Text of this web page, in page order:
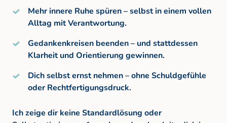
Mehr innere Ruhe spüren – selbst in einem vollen
Alltag mit Verantwortung.
Gedankenkreisen beenden – und stattdessen
Klarheit und Orientierung gewinnen.
Dich selbst ernst nehmen – ohne Schuldgefühle
oder Rechtfertigungsdruck.
Ich zeige dir keine Standardlösung oder